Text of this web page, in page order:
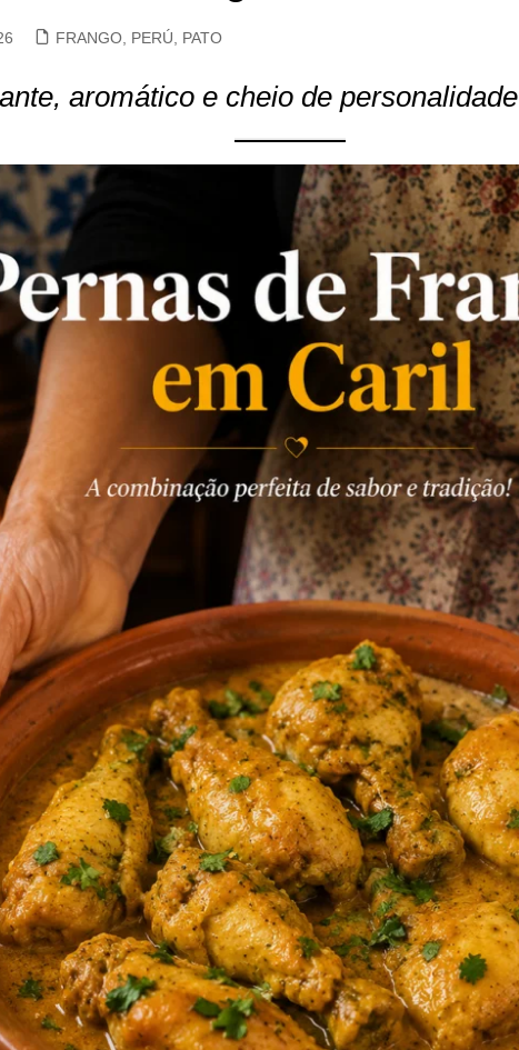
NOVILHO
FRANGO, PERÚ, PATO
aromático e cheio de personalidade